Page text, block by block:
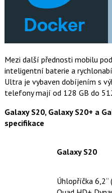
Mezi další přednosti mobilu
inteligentní baterie a
Ultra je vybaven dobíjením s
telefony mají od 128 GB do
Galaxy S20, Galaxy S20+ a
specifikace
Galaxy S20
Úhlopříčka 6,2“